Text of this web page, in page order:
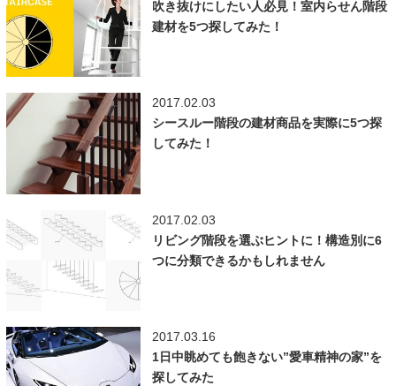
吹き抜けにしたい人必見！室内らせん階段
建材を5つ探してみた！
2017.02.03
シースルー階段の建材商品を実際に5つ探
してみた！
2017.02.03
リビング階段を選ぶヒントに！構造別に6
つに分類できるかもしれません
2017.03.16
1日中眺めても飽きない”愛車精神の家”を
探してみた